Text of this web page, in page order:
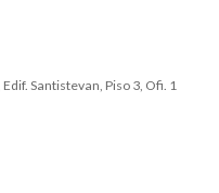
Santistevan, Piso 3, Ofi. 1